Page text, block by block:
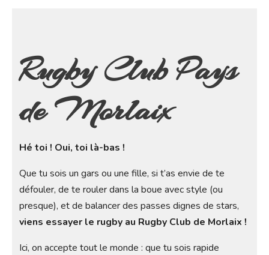
Rugby Club Pays
de Morlaix
Hé toi ! Oui, toi là-bas !
Que tu sois un gars ou une fille, si t’as envie de te
défouler, de te rouler dans la boue avec style (ou
presque), et de balancer des passes dignes de stars,
viens essayer le rugby au Rugby Club de Morlaix !
Ici, on accepte tout le monde : que tu sois rapide